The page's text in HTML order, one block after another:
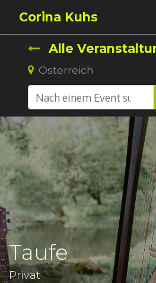
Corina Kuhs
Alle
Österreich
Taufe
Privat